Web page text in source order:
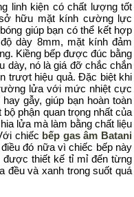
linh kiện cóchất lượngtốt
hữu mặt kính cường lực
giúp bạn có thể kết hợp
độdày 8mm, mặt kínhđảm
Kiềng bếp được đúc bằng
dày, nó là giá đỡ chắc chắn
trượt hiệu quả. Đặc biệt khi
lửa với mức nhiệt cực
gẫy, giúp bạn hoàn toàn
phận quan trọng nhất của
lửa mà làm bằng chất liệu
chiếc bếp gas âm Batani
đó nữa vì chiếc bếp này
thiết kế tỉ mỉ đến từng
đều và xanh trong suốt quá